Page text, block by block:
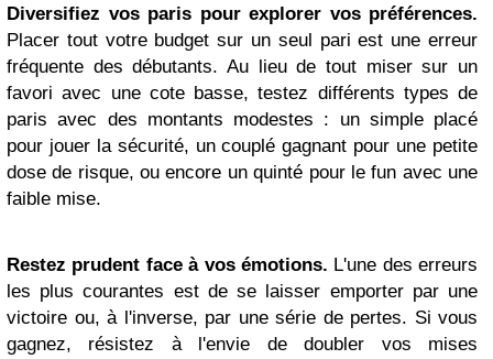
Diversifiez vos paris pour explorer vos préférences.
Placer tout votre budget sur un seul pari est une erreur
fréquente des débutants. Au lieu de tout miser sur un
favori avec une cote basse, testez différents types de
paris avec des montants modestes : un simple placé
pour jouer la sécurité, un couplé gagnant pour une petite
dose de risque, ou encore un quinté pour le fun avec une
faible mise.
Restez prudent face à vos émotions. L'une des erreurs
les plus courantes est de se laisser emporter par une
victoire ou, à l'inverse, par une série de pertes. Si vous
gagnez, résistez à l'envie de doubler vos mises